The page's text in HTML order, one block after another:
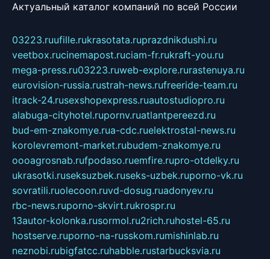
Актуальный каталог компаний по всей России
03223.ruufille.rukrasotata.ruprazdnikdushi.ru
veetbox.rucinemapost.ruciam-fr.rukraft-you.ru
mega-press.ru03223.ruweb-explore.rurastenuya.ru
eurovision-russia.rustrah-news.rufreeride-team.ru
itrack-24.rusexshopexpress.ruautostudiopro.ru
alabuga-cityhotel.rupornv.ruatlantpereezd.ru
bud-em-znakomye.rua-cdc.ruelektrostal-news.ru
korolevremont-market.rubudem-znakomye.ru
oooagrosnab.rufpodaso.ruemfire.rupro-otdelky.ru
ukrasotki.ruseksuzbek.ruseks-uzbek.ruporno-vk.ru
sovratili.ruolecoon.ruvd-dosug.ruadonyev.ru
rbc-news.ruporno-skvirt.rukrospr.ru
13autor-kolonka.rusormol.ru2rich.ruhostel-65.ru
hostserve.ruporno-na-russkom.rumishinlab.ru
neznobi.rubigfatcc.ruhabble.rustarbucksvia.ru